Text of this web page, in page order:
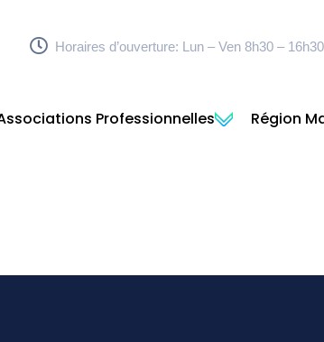
Horaires d’ouverture: Lun – Ven 8h30 – 16h30
Professionnelles Région